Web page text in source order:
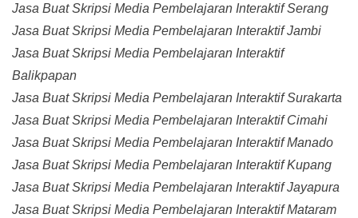
Jasa Buat Skripsi Media Pembelajaran Interaktif Serang
Jasa Buat Skripsi Media Pembelajaran Interaktif Jambi
Jasa Buat Skripsi Media Pembelajaran Interaktif
Balikpapan
Jasa Buat Skripsi Media Pembelajaran Interaktif Surakarta
Jasa Buat Skripsi Media Pembelajaran Interaktif Cimahi
Jasa Buat Skripsi Media Pembelajaran Interaktif Manado
Jasa Buat Skripsi Media Pembelajaran Interaktif Kupang
Jasa Buat Skripsi Media Pembelajaran Interaktif Jayapura
Jasa Buat Skripsi Media Pembelajaran Interaktif Mataram